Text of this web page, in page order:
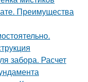
Преимущества
забора. Расчет